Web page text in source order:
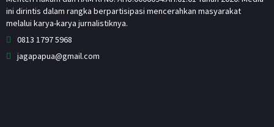
ini dirintis dalam rangka berpartisipasi mencerahkan masyarakat
melalui karya-karya jurnalistiknya.
0813 1797 5968
jagapapua@gmail.com